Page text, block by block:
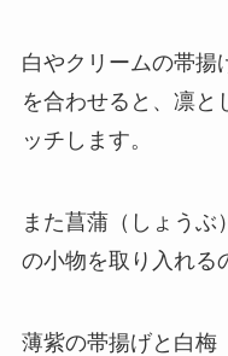
白やクリームの帯揚
を合わせると、凛と
ッチします。
また菖蒲（しょう
の小物を取り入れる
薄紫の帯揚げと白梅